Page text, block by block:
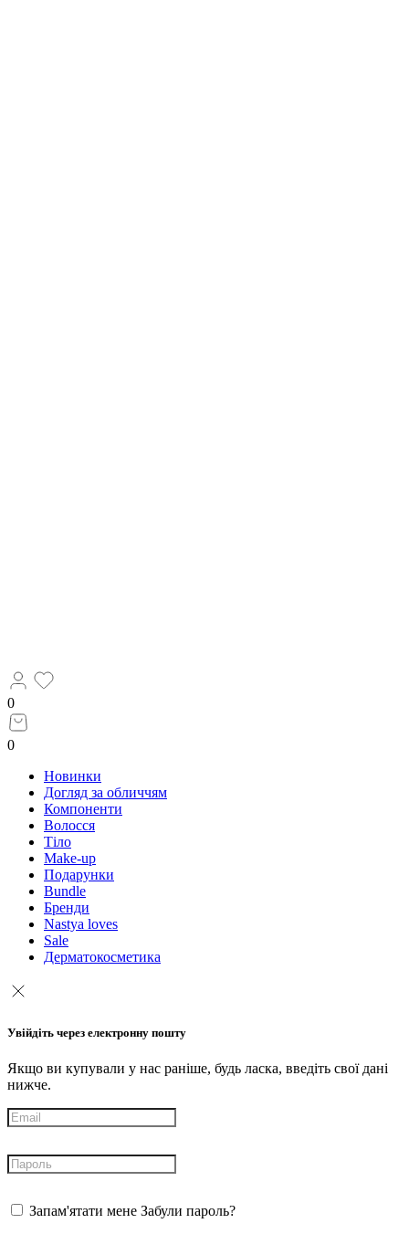
0
0
Новинки
Догляд за обличчям
Компоненти
Волосся
Тіло
Make-up
Подарунки
Bundle
Бренди
Nastya loves
Sale
Дерматокосметика
Увійдіть через електронну пошту
Якщо ви купували у нас раніше, будь ласка, введіть свої дані
нижче.
Запам'ятати мене Забули пароль?